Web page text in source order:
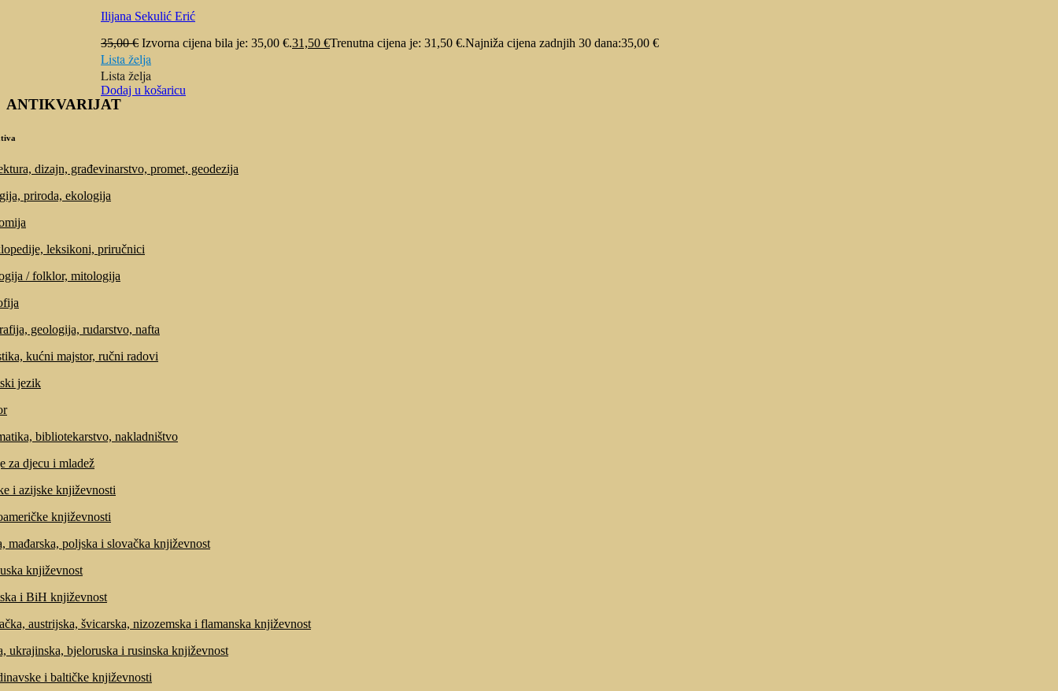
Ilijana Sekulić Erić
35,00€ Izvorna cijena bila je: 35,00 €.31,50 €Trenutna cijena je: 31,50 €.Najniža cijena zadnjih 30 dana:35,00 €
Lista želja
Lista želja
Dodaj u košaricu
ANTIKVARIJAT
dizajn, građevinarstvo, promet, geodezija
priroda, ekologija
leksikoni, priručnici
/ folklor, mitologija
geologija, rudarstvo, nafta
kućni majstor, ručni radovi
jezik
bibliotekarstvo, nakladništvo
za djecu i mladež
i azijske književnosti
književnosti
mađarska, poljska i slovačka književnost
književnost
i BiH književnost
austrijska, švicarska, nizozemska i flamanska književnost
ukrajinska, bjeloruska i rusinska književnost
i baltičke književnosti